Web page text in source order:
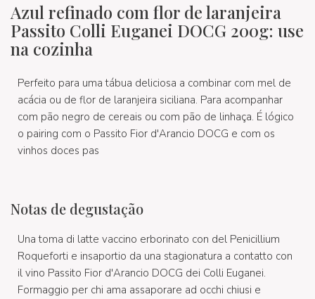
Azul refinado com flor de laranjeira
Passito Colli Euganei DOCG 200g: use
na cozinha
Perfeito para uma tábua deliciosa a combinar com mel de
acácia ou de flor de laranjeira siciliana. Para acompanhar
com pão negro de cereais ou com pão de linhaça. É lógico
o pairing com o Passito Fior d'Arancio DOCG e com os
vinhos doces pas
Notas de degustação
Una toma di latte vaccino erborinato con del Penicillium
Roqueforti e insaportio da una stagionatura a contatto con
il vino Passito Fior d'Arancio DOCG dei Colli Euganei.
Formaggio per chi ama assaporare ad occhi chiusi e